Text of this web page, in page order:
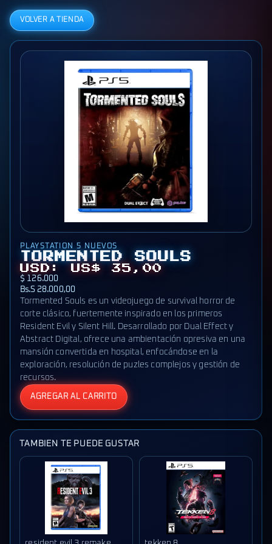
VOLVER A TIENDA
PLAYSTATION 5 NUEVOS
TORMENTED SOULS
USD: US$ 35,00
$ 126.000
Bs.S 28.000,00
Tormented Souls es un videojuego de survival horror de
corte clásico, fuertemente inspirado en los primeros
Resident Evil y Silent Hill. Desarrollado por Dual Effect y
Abstract Digital, ofrece una ambientación opresiva en una
mansión convertida en hospital, enfocándose en la
exploración, resolución de puzles complejos y gestión de
recursos.
AGREGAR AL CARRITO
TAMBIEN TE PUEDE GUSTAR